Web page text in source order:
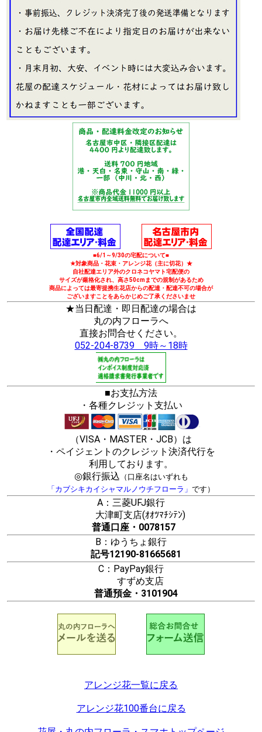
■6/1～9/30の宅配について■
★対象商品・花束・アレンジ花（主に切花）★
自社配達エリア外のクロネコヤマト宅配便の
サイズが厳格化され、高さ50cmまでの規制があるため
商品によっては最寄提携生花店からの配達・配達不可の場合が
ございますことをあらかじめご了承くださいませ
★当日配達・即日配達の場合は
丸の内フローラへ
直接お問合せください。
052-204-8739 9時～18時
■お支払方法
・各種クレジット支払い
（VISA・MASTER・JCB）は
・ペイジェントのクレジット決済代行を
利用しております。
◎銀行振込 （口座名はいずれも
「カブシキカイシャマルノウチフローラ」 です）
A：三菱UFJ銀行
大津町支店(ｵｵﾂﾏﾁｼﾃﾝ)
普通口座・0078157
B：ゆうちょ銀行
記号12190-81665681
C：PayPay銀行
すずめ支店
普通預金・3101904
アレンジ花一覧に戻る
アレンジ花100番台に戻る